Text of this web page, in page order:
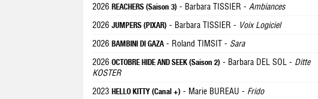
2026 REACHERS (Saison 3) - Barbara TISSIER - Ambiances
2026 JUMPERS (PIXAR) - Barbara TISSIER - Voix Logiciel
2026 BAMBINI DI GAZA- Roland TIMSIT - Sara
2026 OCTOBRE HIDE AND SEEK (Saison 2) - Barbara DEL SOL - Ditte
KOSTER
2023 HELLO KITTY (Canal +) - Marie BUREAU - Frido